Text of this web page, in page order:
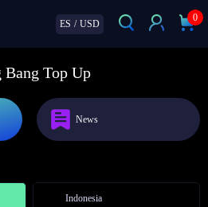
ES / USD
0
Top Up
News
Indonesia